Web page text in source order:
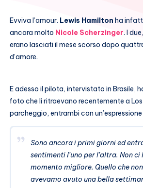
Evviva l’amour. Lewis Hamilton ha
ancora molto Nicole Scherzinger. I
erano lasciati il mese scorso dopo
d’amore.
E adesso il pilota, intervistato in Brasile,
foto che li ritraevano recentemente a Los
parcheggio, entrambi con
Sono ancora i primi giorni ed
sentimenti l’uno per l’altra. Non ci
momento migliore. Quello che
avevamo avuto una bella